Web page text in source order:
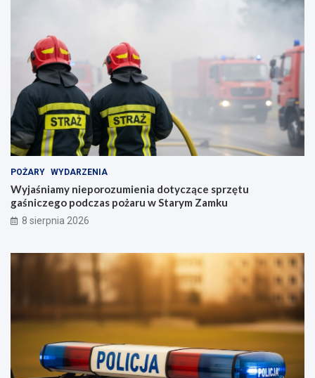
POŻARY WYDARZENIA
Wyjaśniamy nieporozumienia dotyczące sprzętu
gaśniczego podczas pożaru w Starym Zamku
8 sierpnia 2026